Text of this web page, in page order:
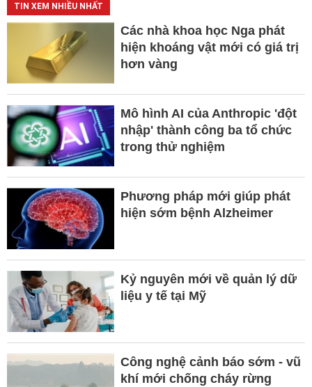
TIN XEM NHIỀU NHẤT
Các nhà khoa học Nga phát
hiện khoáng vật mới có giá trị
hơn vàng
Mô hình AI của Anthropic 'đột
nhập' thành công ba tổ chức
trong thử nghiệm
Phương pháp mới giúp phát
hiện sớm bệnh Alzheimer
Kỷ nguyên mới về quản lý dữ
liệu y tế tại Mỹ
Công nghệ cảnh báo sớm - vũ
khí mới chống cháy rừng